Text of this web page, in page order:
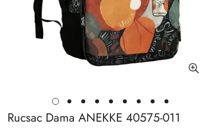
Rucsac Dama ANEKKE 40575-011